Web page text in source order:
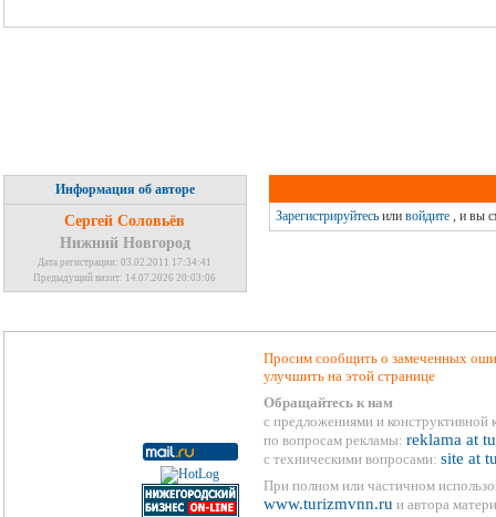
Информация об авторе
Сергей Соловьёв
Нижний Новгород
Дата регистрации: 03.02.2011 17:34:41
Предыдущий визит: 14.07.2026 20:03:06
Зарегистрируйтесьили войдите, и вы
Просим сообщить о замеченных
улучшить на этой странице
Обращайтесь к нам
с предложениями и конструктивной
по вопросам рекламы: reklama at
с техническими вопросами: site at
При полном или частичном
www.turizmvnn.ru и автора